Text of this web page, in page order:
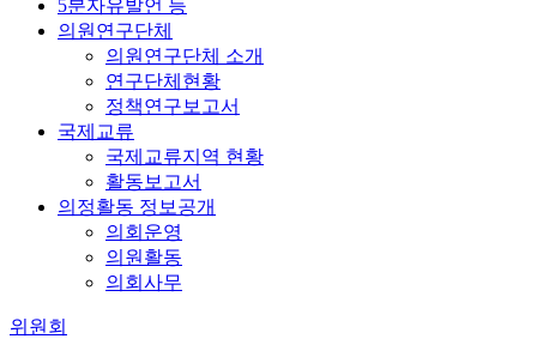
5분자유발언 등
의원연구단체
의원연구단체 소개
연구단체현황
정책연구보고서
국제교류
국제교류지역 현황
활동보고서
의정활동 정보공개
의회운영
의원활동
의회사무
위원회